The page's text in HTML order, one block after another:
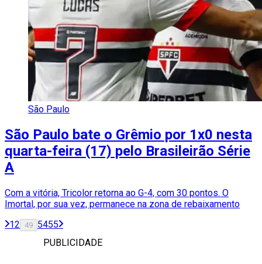
São Paulo
São Paulo bate o Grêmio por 1x0 nesta
quarta-feira (17) pelo Brasileirão Série
A
Com a vitória, Tricolor retorna ao G-4, com 30 pontos. O
Imortal, por sua vez, permanece na zona de rebaixamento
12 49 5455
PUBLICIDADE